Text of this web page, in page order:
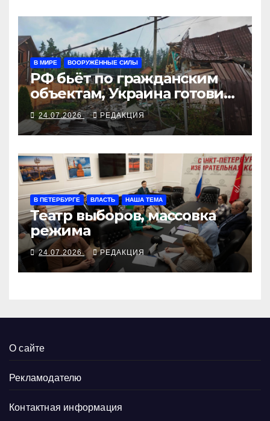
В МИРЕ ВООРУЖЁННЫЕ СИЛЫ
РФ бьёт по гражданским
объектам, Украина готовит
ответ
24.07.2026 РЕДАКЦИЯ
В ПЕТЕРБУРГЕ ВЛАСТЬ НАША ТЕМА
Театр выборов, массовка
режима
24.07.2026 РЕДАКЦИЯ
О сайте
Рекламодателю
Контактная информация